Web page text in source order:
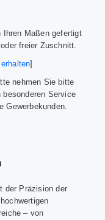
Ihren Maßen gefertigt
freier Zuschnitt.
]
nehmen Sie bitte
Service
Gewerbekunden.
der Präzision der
– von